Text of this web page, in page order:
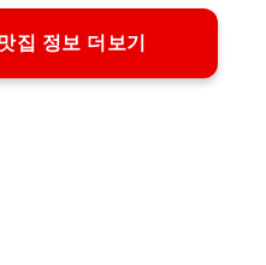
집 정보 더보기